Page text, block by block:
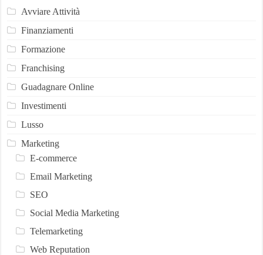
Avviare Attività
Finanziamenti
Formazione
Franchising
Guadagnare Online
Investimenti
Lusso
Marketing
E-commerce
Email Marketing
SEO
Social Media Marketing
Telemarketing
Web Reputation